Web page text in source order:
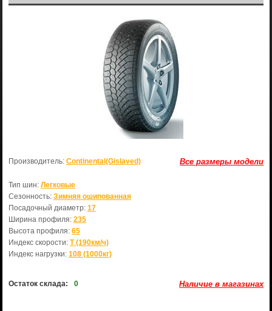
Все размеры модели
Производитель: Continental(Gislaved)
Тип шин: Легковые
Сезонность: Зимняя ошипованная
Посадочный диаметр: 17
Ширина профиля: 235
Высота профиля: 65
Индекс скорости: T (190км/ч)
Индекс нагрузки: 108 (1000кг)
Остаток склада: 0 Наличие в магазинах